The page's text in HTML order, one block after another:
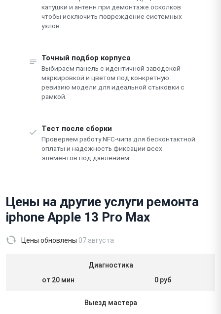
катушки и антенн при демонтаже осколков
чтобы исключить повреждение системных
узлов.
Точный подбор корпуса
Выбираем панель с идентичной заводской
маркировкой и цветом под конкретную
ревизию модели для идеальной стыковки с
рамкой.
Тест после сборки
Проверяем работу NFC-чипа для бесконтактной
оплаты и надежность фиксации всех
элементов под давлением.
Цены на другие услуги ремонта
iphone Apple 13 Pro Max
Цены обновлены 07 августа
Диагностика
от 20 мин
0 руб
Выезд мастера